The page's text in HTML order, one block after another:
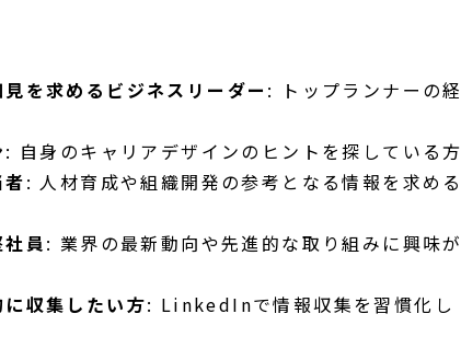
を求めるビジネスリーダー : トップランナーの経
: 自身のキャリアデザインのヒントを探している方
: 人材育成や組織開発の参考となる情報を求める
員: 業界の最新動向や先進的な取り組みに興味が
収集したい方: LinkedInで情報収集を習慣化し